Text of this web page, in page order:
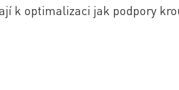
k optimalizaci jak podpory